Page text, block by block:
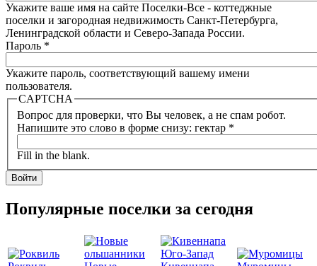
Укажите ваше имя на сайте Поселки-Все - коттеджные
поселки и загородная недвижимость Санкт-Петербурга,
Ленинградской области и Северо-Запада России.
Пароль *
Укажите пароль, соответствующий вашему имени
пользователя.
CAPTCHA
Вопрос для проверки, что Вы человек, а не спам робот.
Напишите это слово в форме снизу: гектар *
Fill in the blank.
Популярные поселки за сегодня